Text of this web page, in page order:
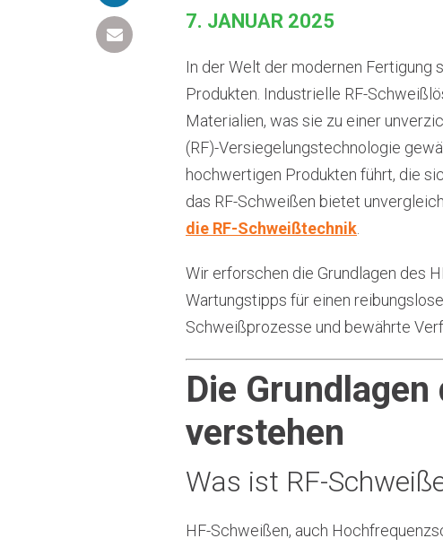
7. JANUAR 2025
In der Welt der modernen Fertigung
Produkten. Industrielle RF-
Materialien, was sie zu einer
(RF)-Versiegelungstechnologie
hochwertigen Produkten führt, die
das RF-Schweißen bietet
die RF-Schweißtechnik
Wir erforschen die Grundlagen des
Wartungstipps für einen
Schweißprozesse und bewährte
Die
verstehen
Was ist RF-
HF-Schweißen, auch